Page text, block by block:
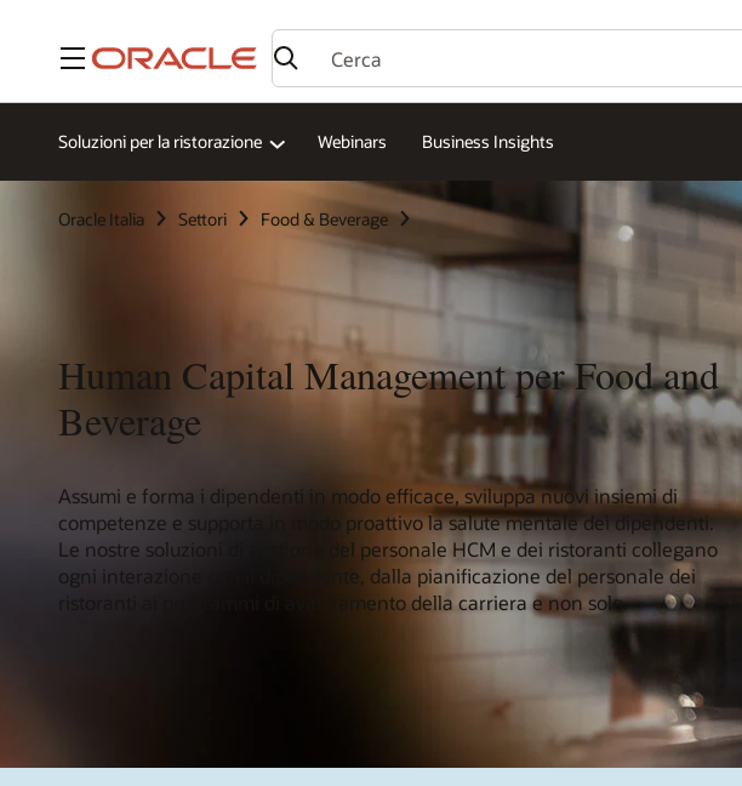
Menu
Soluzioni per la ristorazione Webinars Business Insights
Oracle Italia Settori Food & Beverage
Human Capital Management per Food and
Beverage
Assumi e forma i dipendenti in modo efficace, sviluppa nuovi insiemi di
competenze e supporta in modo proattivo la salute mentale dei dipendenti.
Le nostre soluzioni di gestione del personale HCM e dei ristoranti collegano
ogni interazione con il dipendente, dalla pianificazione del personale dei
ristoranti ai programmi di avanzamento della carriera e non solo.